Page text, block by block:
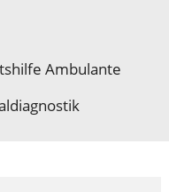
Ambulante